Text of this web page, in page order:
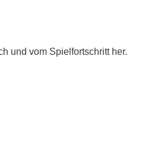
und vom Spielfortschritt her.